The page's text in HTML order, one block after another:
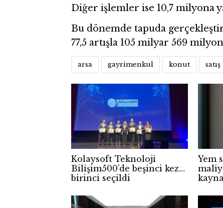
Diğer işlemler ise 10,7 milyona
Bu dönemde tapuda
77,5 artışla 105 milyar 569
arsa gayrimenkul konut satış
Kolaysoft Teknoloji
Bilişim500’de beşinci kez
birinci seçildi
Yem